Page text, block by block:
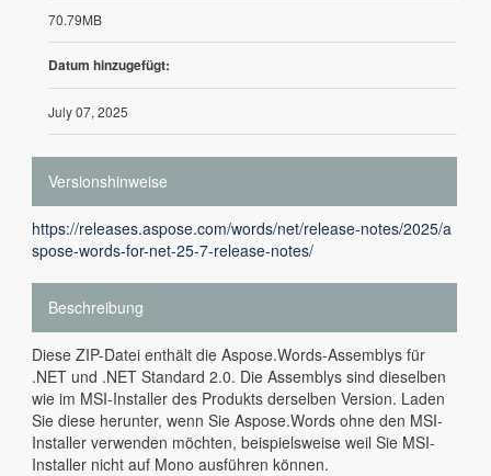
70.79MB
Datum hinzugefügt:
July 07, 2025
Versionshinweise
https://releases.aspose.com/words/net/release-notes/2025/a
spose-words-for-net-25-7-release-notes/
Beschreibung
Diese ZIP-Datei enthält die Aspose.Words-Assemblys für
.NET und .NET Standard 2.0. Die Assemblys sind dieselben
wie im MSI-Installer des Produkts derselben Version. Laden
Sie diese herunter, wenn Sie Aspose.Words ohne den MSI-
Installer verwenden möchten, beispielsweise weil Sie MSI-
Installer nicht auf Mono ausführen können.